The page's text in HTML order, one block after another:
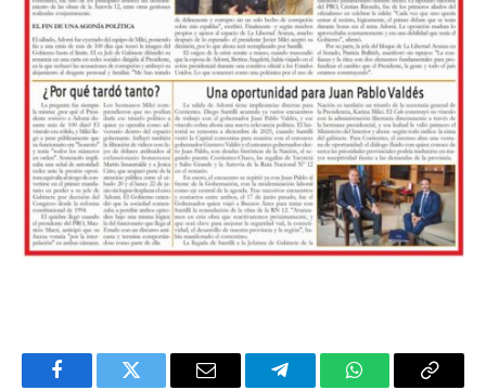
FacebookTwitter Email TelegramWhatsAppCopy